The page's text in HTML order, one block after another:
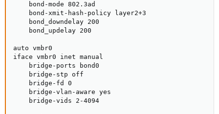
    bond-mode 802.3ad
    bond-xmit-hash-policy layer2+3
    bond_downdelay 200
    bond_updelay 200
auto vmbr0
iface vmbr0 inet manual
    bridge-ports bond0
    bridge-stp off
    bridge-fd 0
    bridge-vlan-aware yes
    bridge-vids 2-4094